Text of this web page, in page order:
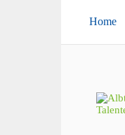
Home